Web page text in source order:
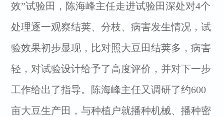
效”试验田，陈海峰主任走进试验田深处对4个
处理逐一观察结荚、分枝、病害发生情况，试
验效果初步显现，比对照大豆田结荚多，病害
轻，对试验设计给予了高度评价，并对下一步
工作给出了指导。陈海峰主任又调研了约600
亩大豆生产田，与种植户就播种机械、播种密